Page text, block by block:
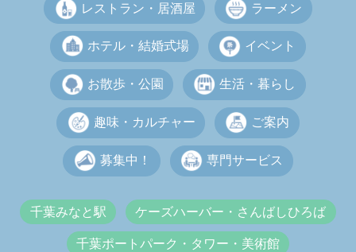
レストラン・居酒屋 ラーメン
ホテル・結婚式場 イベント
お散歩・公園 生活・暮らし
趣味・カルチャー ご案内
募集中！ 専門サービス
千葉みなと駅 ケーズハーバー・さんばしひろば
千葉ポートパーク・タワー・美術館